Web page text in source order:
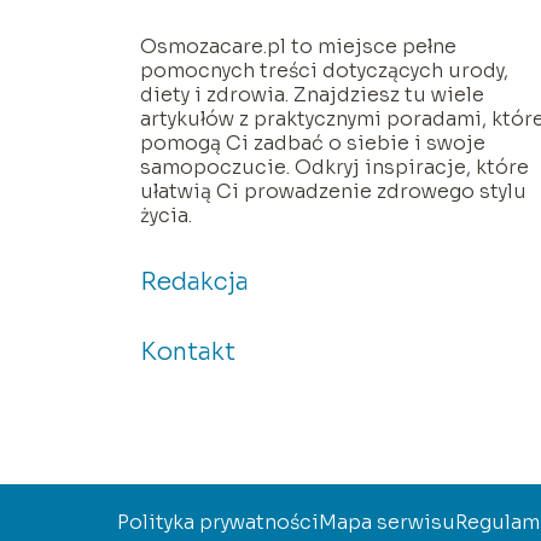
Osmozacare.pl to miejsce pełne
pomocnych treści dotyczących urody,
diety i zdrowia. Znajdziesz tu wiele
artykułów z praktycznymi poradami,
pomogą Ci zadbać o siebie i swoje
samopoczucie. Odkryj inspiracje, które
ułatwią Ci prowadzenie zdrowego stylu
życia.
Redakcja
Kontakt
Polityka prywatnościMapa serwisu